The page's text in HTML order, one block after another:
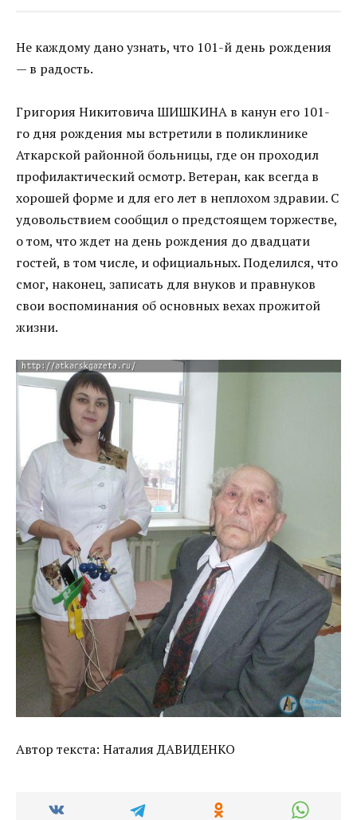
Не каждому дано узнать, что 101-й день рождения
— в радость.
Григория Никитовича ШИШКИНА в канун его 101-
го дня рождения мы встретили в поликлинике
Аткарской районной больницы, где он проходил
профилактический осмотр. Ветеран, как всегда в
хорошей форме и для его лет в неплохом здравии. С
удовольствием сообщил о предстоящем торжестве,
о том, что ждет на день рождения до двадцати
гостей, в том числе, и официальных. Поделился, что
смог, наконец, записать для внуков и правнуков
свои воспоминания об основных вехах прожитой
жизни.
Автор текста: Наталия ДАВИДЕНКО